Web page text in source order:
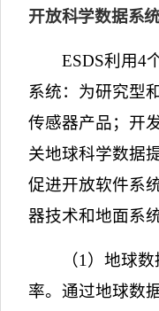
开放科学数据系
ESDS利用4
系统：为研究型
传感器产品；开
关地球科学数据
促进开放软件系
器技术和地面系
（1 ）地球
率。通过地球数